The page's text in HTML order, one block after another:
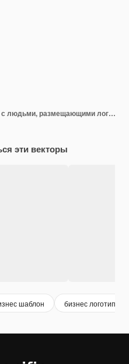
Шаблон целевой страницы с людьми, размещающими логотип компании на автомобилях и товарной продукции Концепция фирменного стиля и брендинга Современная красочная плоская векторная иллюстрация для интернет-сервиса
эти векторы
шаблон бизнес логотип